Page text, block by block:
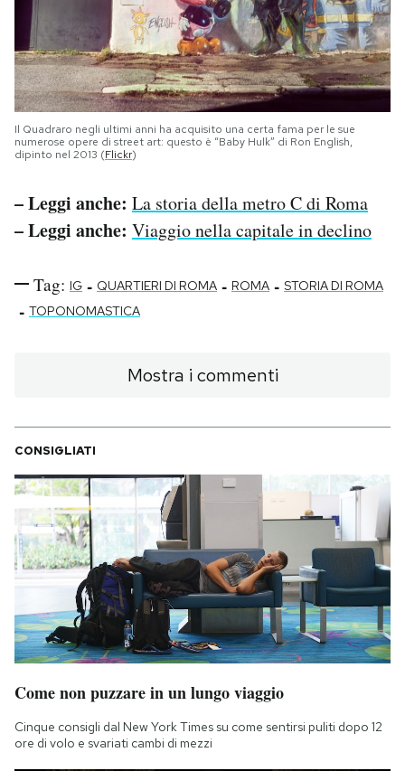
Il Quadraro negli ultimi anni ha acquisito una certa fama per le sue
numerose opere di street art: questo è “Baby Hulk” di Ron English,
dipinto nel 2013 (Flickr)
– Leggi anche: La storia della metro C di Roma
– Leggi anche: Viaggio nella capitale in declino
Tag: IG - QUARTIERI DI ROMA - ROMA - STORIA DI ROMA
- TOPONOMASTICA
Mostra i commenti
CONSIGLIATI
Come non puzzare in un lungo viaggio
Cinque consigli dal New York Times su come sentirsi puliti dopo 12
ore di volo e svariati cambi di mezzi